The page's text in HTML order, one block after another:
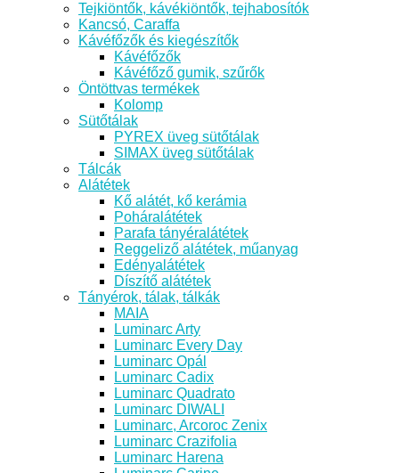
Tejkiöntők, kávékiöntők, tejhabosítók
Kancsó, Caraffa
Kávéfőzők és kiegészítők
Kávéfőzők
Kávéfőző gumik, szűrők
Öntöttvas termékek
Kolomp
Sütőtálak
PYREX üveg sütőtálak
SIMAX üveg sütőtálak
Tálcák
Alátétek
Kő alátét, kő kerámia
Poháralátétek
Parafa tányéralátétek
Reggeliző alátétek, műanyag
Edényalátétek
Díszítő alátétek
Tányérok, tálak, tálkák
MAIA
Luminarc Arty
Luminarc Every Day
Luminarc Opál
Luminarc Cadix
Luminarc Quadrato
Luminarc DIWALI
Luminarc, Arcoroc Zenix
Luminarc Crazifolia
Luminarc Harena